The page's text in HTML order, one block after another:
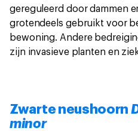
gereguleerd door dammen
grotendeels gebruikt voor
bewoning. Andere
zijn invasieve planten en
Zwarte neushoorn
minor